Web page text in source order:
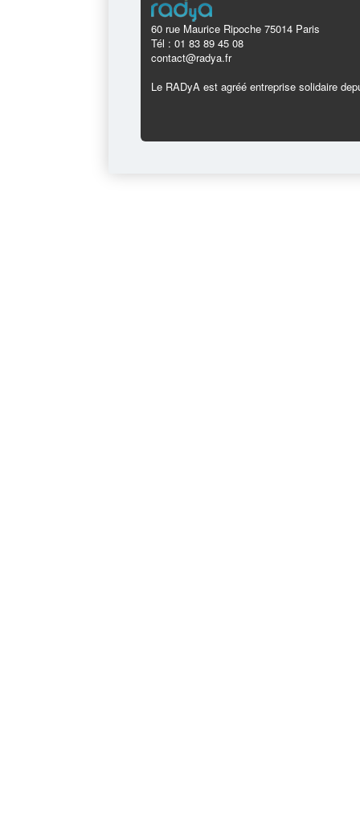
60 rue Maurice Ripoche 75014 Paris
Tél : 01 83 89 45 08
contact@radya.fr
Le RADyA est agréé entreprise solidaire